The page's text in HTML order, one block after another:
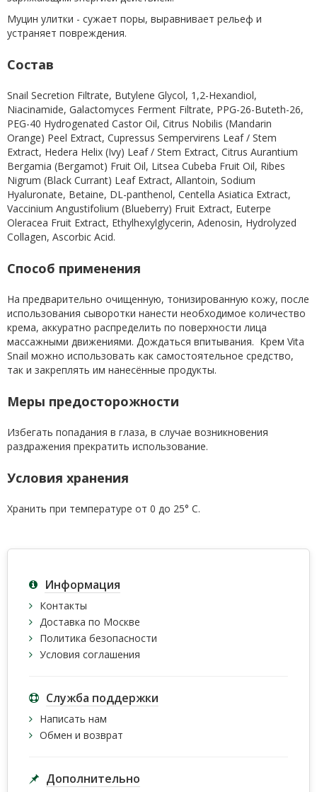
Муцин улитки - сужает поры, выравнивает рельеф и
устраняет повреждения.
Состав
Snail Secretion Filtrate, Butylene Glycol, 1,2-Hexandiol,
Niacinamide, Galactomyces Ferment Filtrate, PPG-26-Buteth-26,
PEG-40 Hydrogenated Castor Oil, Citrus Nobilis (Mandarin
Orange) Peel Extract, Cupressus Sempervirens Leaf / Stem
Extract, Hedera Helix (Ivy) Leaf / Stem Extract, Citrus Aurantium
Bergamia (Bergamot) Fruit Oil, Litsea Cubeba Fruit Oil, Ribes
Nigrum (Black Currant) Leaf Extract, Allantoin, Sodium
Hyaluronate, Betaine, DL-panthenol, Centella Asiatica Extract,
Vaccinium Angustifolium (Blueberry) Fruit Extract, Euterpe
Oleracea Fruit Extract, Ethylhexylglycerin, Adenosin, Hydrolyzed
Collagen, Ascorbic Acid.
Способ применения
На предварительно очищенную, тонизированную кожу, после
использования сыворотки нанести необходимое количество
крема, аккуратно распределить по поверхности лица
массажными движениями. Дождаться впитывания. Крем Vita
Snail можно использовать как самостоятельное средство,
так и закреплять им нанесённые продукты.
Меры предосторожности
Избегать попадания в глаза, в случае возникновения
раздражения прекратить использование.
Условия хранения
Хранить при температуре от 0 до 25° С.
Информация
Контакты
Доставка по Москве
Политика безопасности
Условия соглашения
Служба поддержки
Написать нам
Обмен и возврат
Дополнительно